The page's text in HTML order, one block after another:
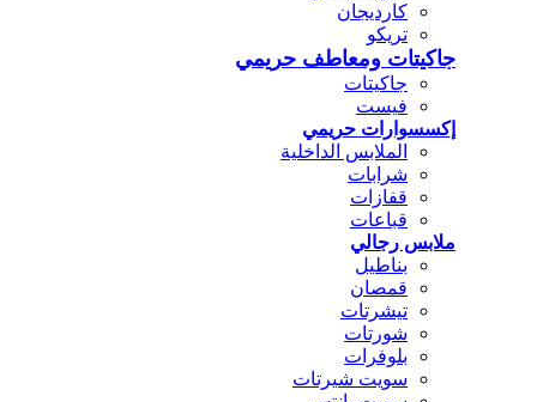
كارديجان
تريكو
جاكيتات ومعاطف حريمي
جاكيتات
فيست
إكسسوارات حريمي
الملابس الداخلية
شرابات
قفازات
قباعات
ملابس رجالي
بناطيل
قمصان
تيشرتات
شورتات
بلوفرات
سويت شيرتات